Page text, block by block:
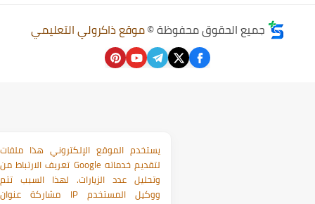
جميع الحقوق محفوظة ©موقع ذاكرولي التعليمي
يستخدم الموقع الإلكتروني هذا ملفات
تعريف الارتباط من Google لتقديم خدماته
وتحليل عدد الزيارات. لهذا السبب تتم
مشاركة عنوان IP ووكيل المستخدم